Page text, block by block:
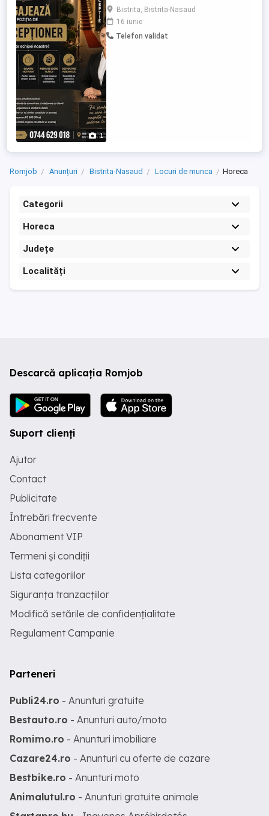
1
un coleg o colegă pentru postul de
recepționer. Program avantajos: 1 zi
lucrată, 2 zile libere (aproximativ 10 zile
lucrătoare pe lună) Salariu motivant Mediu
Bistrita, Bistrita-Nasaud
16 iunie
Telefon validat
Romjob Anunțuri Bistrita-Nasaud Locuri de munca Horeca
Categorii
Horeca
Județe
Localități
Descarcă aplicația Romjob
Suport clienți
Ajutor
Contact
Publicitate
Întrebări frecvente
Abonament VIP
Termeni și condiții
Lista categoriilor
Siguranța tranzacțiilor
Modifică setările de confidențialitate
Regulament Campanie
Parteneri
Publi24.ro - Anunturi gratuite
Bestauto.ro - Anunturi auto/moto
Romimo.ro - Anunturi imobiliare
Cazare24.ro - Anunturi cu oferte de cazare
Bestbike.ro - Anunturi moto
Animalutul.ro - Anunturi gratuite animale